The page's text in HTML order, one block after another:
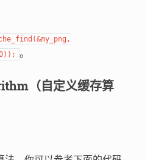
0)); 。
（自定义缓存算